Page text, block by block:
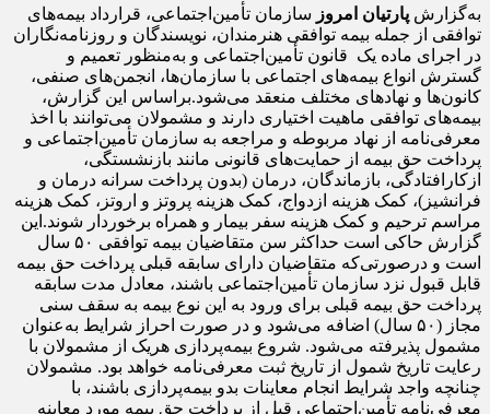
به‌گزارش پارتیان امروز سازمان تأمین‌اجتماعی، قرارداد بیمه‌های
توافقی از جمله بیمه توافقی هنرمندان، نویسندگان و روزنامه‌نگاران
در اجرای ماده یک قانون تأمین‌اجتماعی و به‌منظور تعمیم و
گسترش انواع بیمه‌های اجتماعی با سازمان‌ها، انجمن‌های صنفی،
کانون‌ها و نهادهای مختلف منعقد می‌شود. براساس این گزارش،
بیمه‌های توافقی ماهیت اختیاری دارند و مشمولان می‌توانند با اخذ
معرفی‌نامه از نهاد مربوطه و مراجعه به سازمان تأمین‌اجتماعی و
پرداخت حق بیمه از حمایت‌های قانونی مانند بازنشستگی،
ازکارافتادگی، بازماندگان، درمان (بدون پرداخت سرانه درمان و
فرانشیز)، کمک هزینه ازدواج، کمک هزینه پروتز و اروتز، کمک هزینه
مراسم ترحیم و کمک هزینه سفر بیمار و همراه برخوردار شوند. این
گزارش حاکی است حداکثر سن متقاضیان بیمه توافقی ۵۰ سال
است و درصورتی‌که متقاضیان دارای سابقه قبلی پرداخت حق بیمه
قابل قبول نزد سازمان تأمین‌اجتماعی باشند، معادل مدت سابقه
پرداخت حق بیمه قبلی برای ورود به این نوع بیمه به سقف سنی
مجاز (۵۰ سال) اضافه می‌شود و در صورت احراز شرایط به‌عنوان
مشمول پذیرفته می‌شود. شروع بیمه‌پردازی هریک از مشمولان با
رعایت تاریخ شمول از تاریخ ثبت معرفی‌نامه خواهد بود. مشمولان
چنانچه واجد شرایط انجام معاینات بدو بیمه‌پردازی باشند، با
معرفی‌نامه تأمین‌اجتماعی قبل از پرداخت حق بیمه مورد معاینه